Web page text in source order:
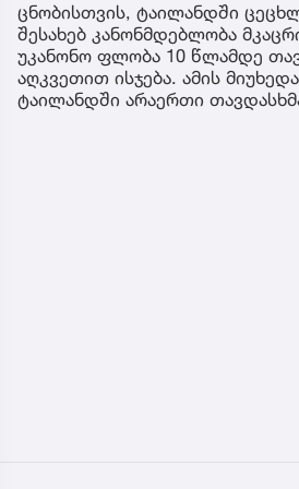
ცნობისთვის, ტაილანდში
შესახებ კანონმდებლობა
უკანონო ფლობა 10 წლამდე
აღკვეთით ისჯება. ამის
ტაილანდში არაერთი